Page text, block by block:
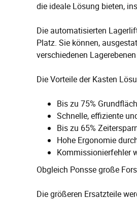
die ideale Lösung bieten,
Die automatisierten
Platz. Sie können,
verschiedenen
Die Vorteile der Kasten
Bis zu 75%
Schnelle, effiziente
Bis zu 65%
Hohe Ergonomie
Kommissionierfehler
Obgleich Ponsse große
Die größeren Ersatzteile